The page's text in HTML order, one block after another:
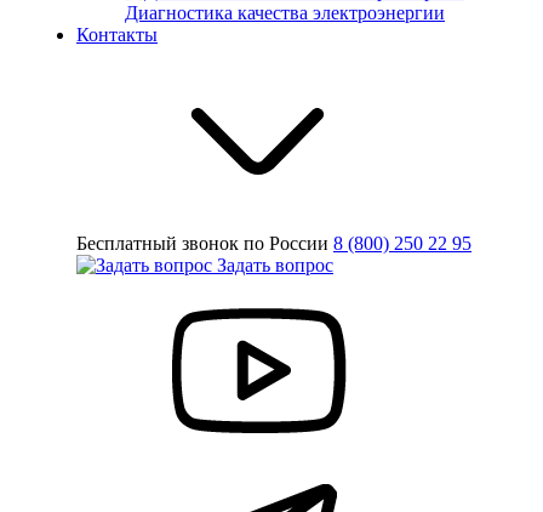
Диагностика качества электроэнергии
Контакты
Бесплатный звонок по России 8 (800) 250 22 95
Задать вопрос